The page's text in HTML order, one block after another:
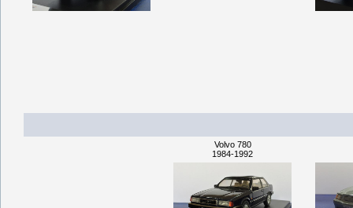
Volvo 780
1984-1992